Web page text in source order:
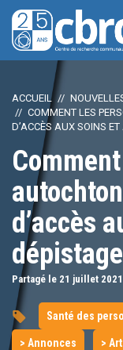
ACCUEIL
COMMENT LES
D’ACCÈS AUX SOINS
d’accès
Partagé le 21 juillet 2021
Santé des
> Annonces >